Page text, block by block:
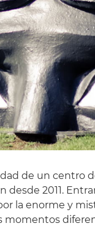
de un centro
2011.
la enorme y
momentos